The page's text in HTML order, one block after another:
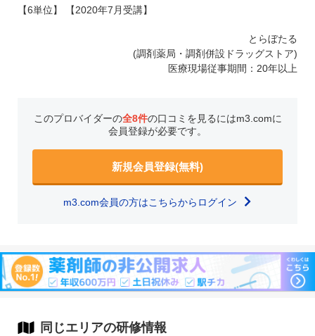
【6単位】 【2020年7月受講】
とらぼたる
(調剤薬局・調剤併設ドラッグストア)
医療現場従事期間：20年以上
このプロバイダーの全8件の口コミを見るにはm3.comに
会員登録が必要です。
新規会員登録(無料)
m3.com会員の方はこちらからログイン
同じエリアの研修情報